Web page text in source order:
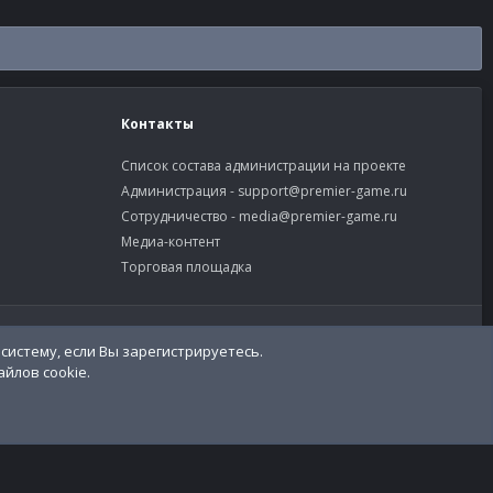
Контакты
Список состава администрации на проекте
Администрация - support@premier-game.ru
Сотрудничество - media@premier-game.ru
Медиа-контент
Торговая площадка
и правила Политика конфиденциальности
если Вы зарегистрируетесь.
cookie.